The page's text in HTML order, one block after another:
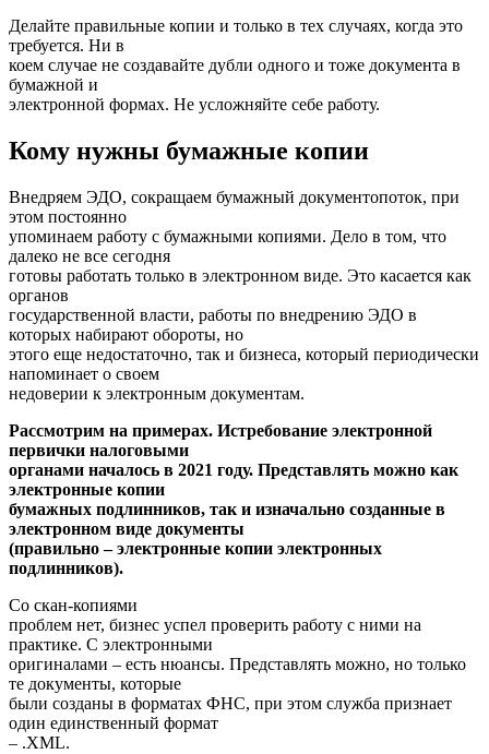
Делайте правильные копии и только в тех случаях, когда это
требуется. Ни в
коем случае не создавайте дубли одного и тоже документа в
бумажной и
электронной формах. Не усложняйте себе работу.
Кому нужны бумажные копии
Внедряем ЭДО, сокращаем бумажный документопоток, при
этом постоянно
упоминаем работу с бумажными копиями. Дело в том, что
далеко не все сегодня
готовы работать только в электронном виде. Это касается как
органов
государственной власти, работы по внедрению ЭДО в
которых набирают обороты, но
этого еще недостаточно, так и бизнеса, который периодически
напоминает о своем
недоверии к электронным документам.
Рассмотрим на примерах. Истребование электронной
первички налоговыми
органами началось в 2021 году. Представлять можно как
электронные копии
бумажных подлинников, так и изначально созданные в
электронном виде документы
(правильно – электронные копии электронных
подлинников).
Со скан-копиями
проблем нет, бизнес успел проверить работу с ними на
практике. С электронными
оригиналами – есть нюансы. Представлять можно, но только
те документы, которые
были созданы в форматах ФНС, при этом служба признает
один единственный формат
– .XML.